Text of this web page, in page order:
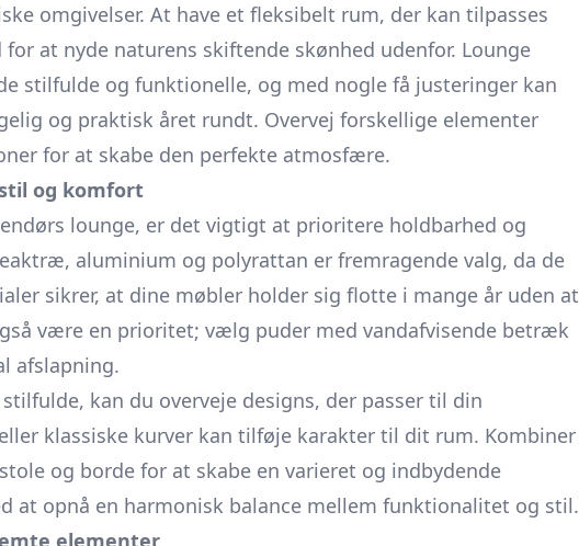
omgivelser. At have et fleksibelt rum, der kan tilpasses
at nyde naturens skiftende skønhed udenfor. Lounge
stilfulde og funktionelle, og med nogle få justeringer kan
og praktisk året rundt. Overvej forskellige elementer
for at skabe den perfekte atmosfære.
og komfort
lounge, er det vigtigt at prioritere holdbarhed og
aluminium og polyrattan er fremragende valg, da de
sikrer, at dine møbler holder sig flotte i mange år uden at
være en prioritet; vælg puder med vandafvisende betræk
afslapning.
kan du overveje designs, der passer til din
klassiske kurver kan tilføje karakter til dit rum. Kombiner
og borde for at skabe en varieret og indbydende
at opnå en harmonisk balance mellem funktionalitet og stil.
elementer